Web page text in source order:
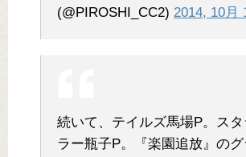
(@PIROSHI_CC2) 2014, 10月
続いて、テイルズ馬場P。スタ
ラー瓶子P。『楽園追放』のグ